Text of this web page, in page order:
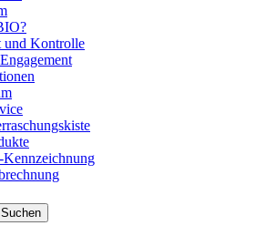
und Kontrolle